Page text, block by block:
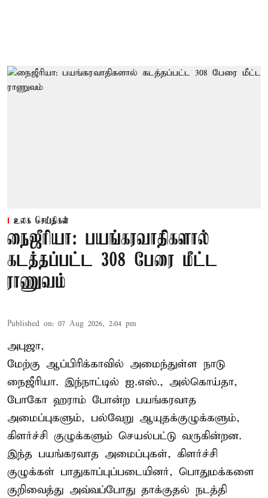
உலக செய்திகள்
நைஜீரியா: பயங்கரவாதிகளால்
கடத்தப்பட்ட 308 பேரை மீட்ட
ராணுவம்
Published on: 07 Aug 2026, 2:04 pm
அபுஜா,
மேற்கு ஆப்பிரிக்காவில் அமைந்துள்ள நாடு
நைஜீரியா. இந்நாட்டில் ஐ.எஸ்., அல்கொய்தா,
போகோ ஹராம் போன்ற பயங்கரவாத
அமைப்புகளும், பல்வேறு ஆயுதக்குழுக்களும்,
கிளர்ச்சி குழுக்களும் செயல்பட்டு வருகின்றன.
இந்த பயங்கரவாத அமைப்புகள், கிளர்ச்சி
குழுக்கள் பாதுகாப்புப்படையினர், பொதுமக்களை
குறிவைத்து அவ்வப்போது தாக்குதல் நடத்தி